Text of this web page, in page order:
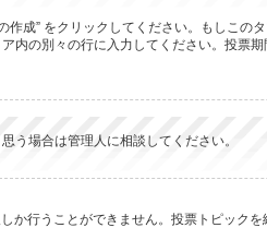
成” をクリックしてください。もしこ
の別々の行に入力してください。投票
う場合は管理人に相談してください。
行うことができません。投票トピック